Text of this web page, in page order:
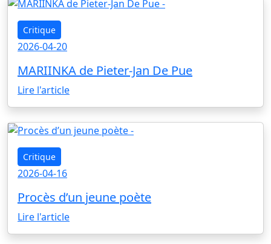
Critique
2026-04-20
MARIINKA de Pieter-Jan De Pue
Lire l'article
Critique
2026-04-16
Procès d’un jeune poète
Lire l'article